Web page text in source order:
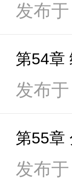
发布
第54章
发布
第55章
发布